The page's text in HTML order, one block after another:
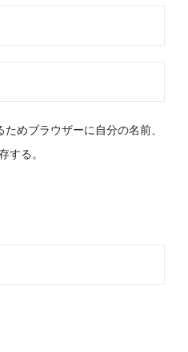
めブラウザーに自分の名前、
する。